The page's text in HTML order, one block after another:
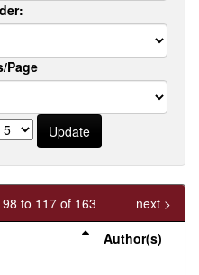
Page
to 117 of 163
next >
Author(s)